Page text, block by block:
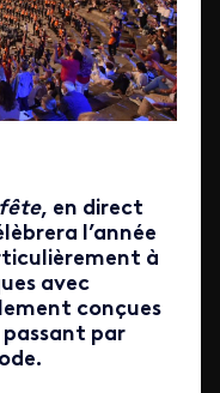
, en direct
l’année
à
avec
conçues
par